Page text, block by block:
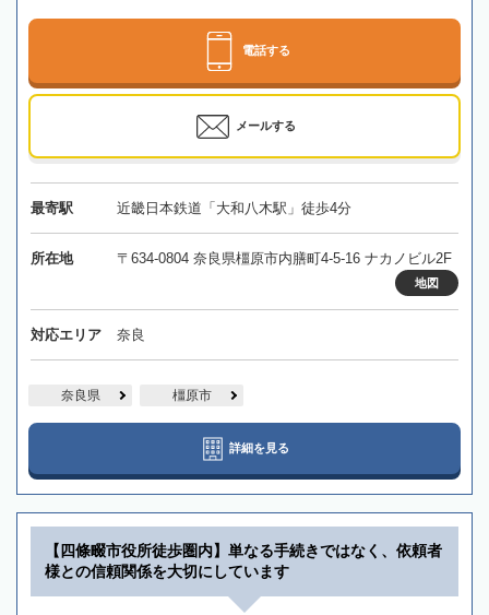
電話する
メールする
最寄駅 近畿日本鉄道「大和八木駅」徒歩4分
所在地 〒634-0804 奈良県橿原市内膳町4-5-16 ナカノビル2F
地図
対応エリア 奈良
奈良県 橿原市
詳細を見る
【四條畷市役所徒歩圏内】単なる手続きではなく、依頼者
様との信頼関係を大切にしています